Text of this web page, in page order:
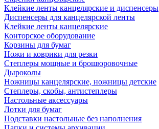
Клейкие ленты канцелярские и диспенсеры
Диспенсеры для канцелярской ленты
Клейкие ленты канцелярские
Конторское оборудование
Корзины для бумаг
Ножи и коврики для резки
Степлеры мощные и брошюровочные
Дыроколы
Ножницы канцелярские, ножницы детские
Степлеры, скобы, антистеплеры
Настольные аксессуары
Лотки для бумаг
Подставки настольные без наполнения